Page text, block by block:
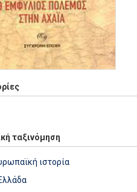
ταξινόμηση
ιστορία